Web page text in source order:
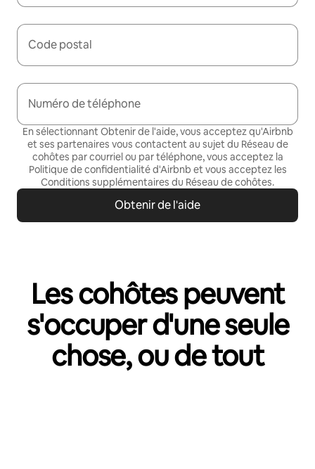
Code postal
Numéro de téléphone
En sélectionnant Obtenir de l'aide, vous acceptez qu'Airbnb
et ses partenaires vous contactent au sujet du Réseau de
cohôtes par courriel ou par téléphone, vous acceptez la
Politique de confidentialitéd'Airbnb et vous acceptez les
Conditions supplémentaires du Réseau de cohôtes.
Obtenir de l'aide
Les cohôtes peuvent
s'occuper d'une seule
chose, ou de tout